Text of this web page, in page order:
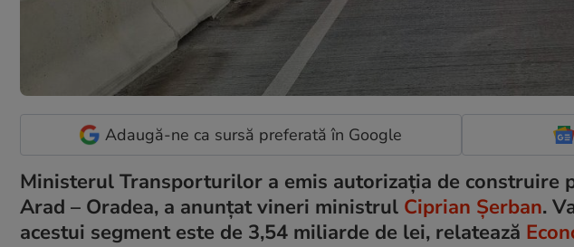
Adaugă-ne ca sursă preferată în Google
Ministerul Transporturilor a emis autorizația de construire
Arad – Oradea, a anunțat vineri ministrul Ciprian Șerban.
acestui segment este de 3,54 miliarde de lei, relatează